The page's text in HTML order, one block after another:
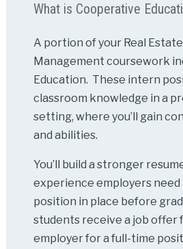
What is Cooperative
A portion of your Real
Management coursework
Education. These intern
classroom knowledge in a
setting, where you’ll gain
and abilities.
You’ll build a stronger
experience employers need
position in place before
students receive a job offer
employer for a full-time